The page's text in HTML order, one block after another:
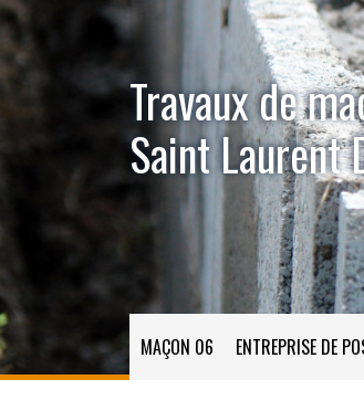
Travaux de
Saint Laurent
MAÇON 06 ENTREPRISE DE